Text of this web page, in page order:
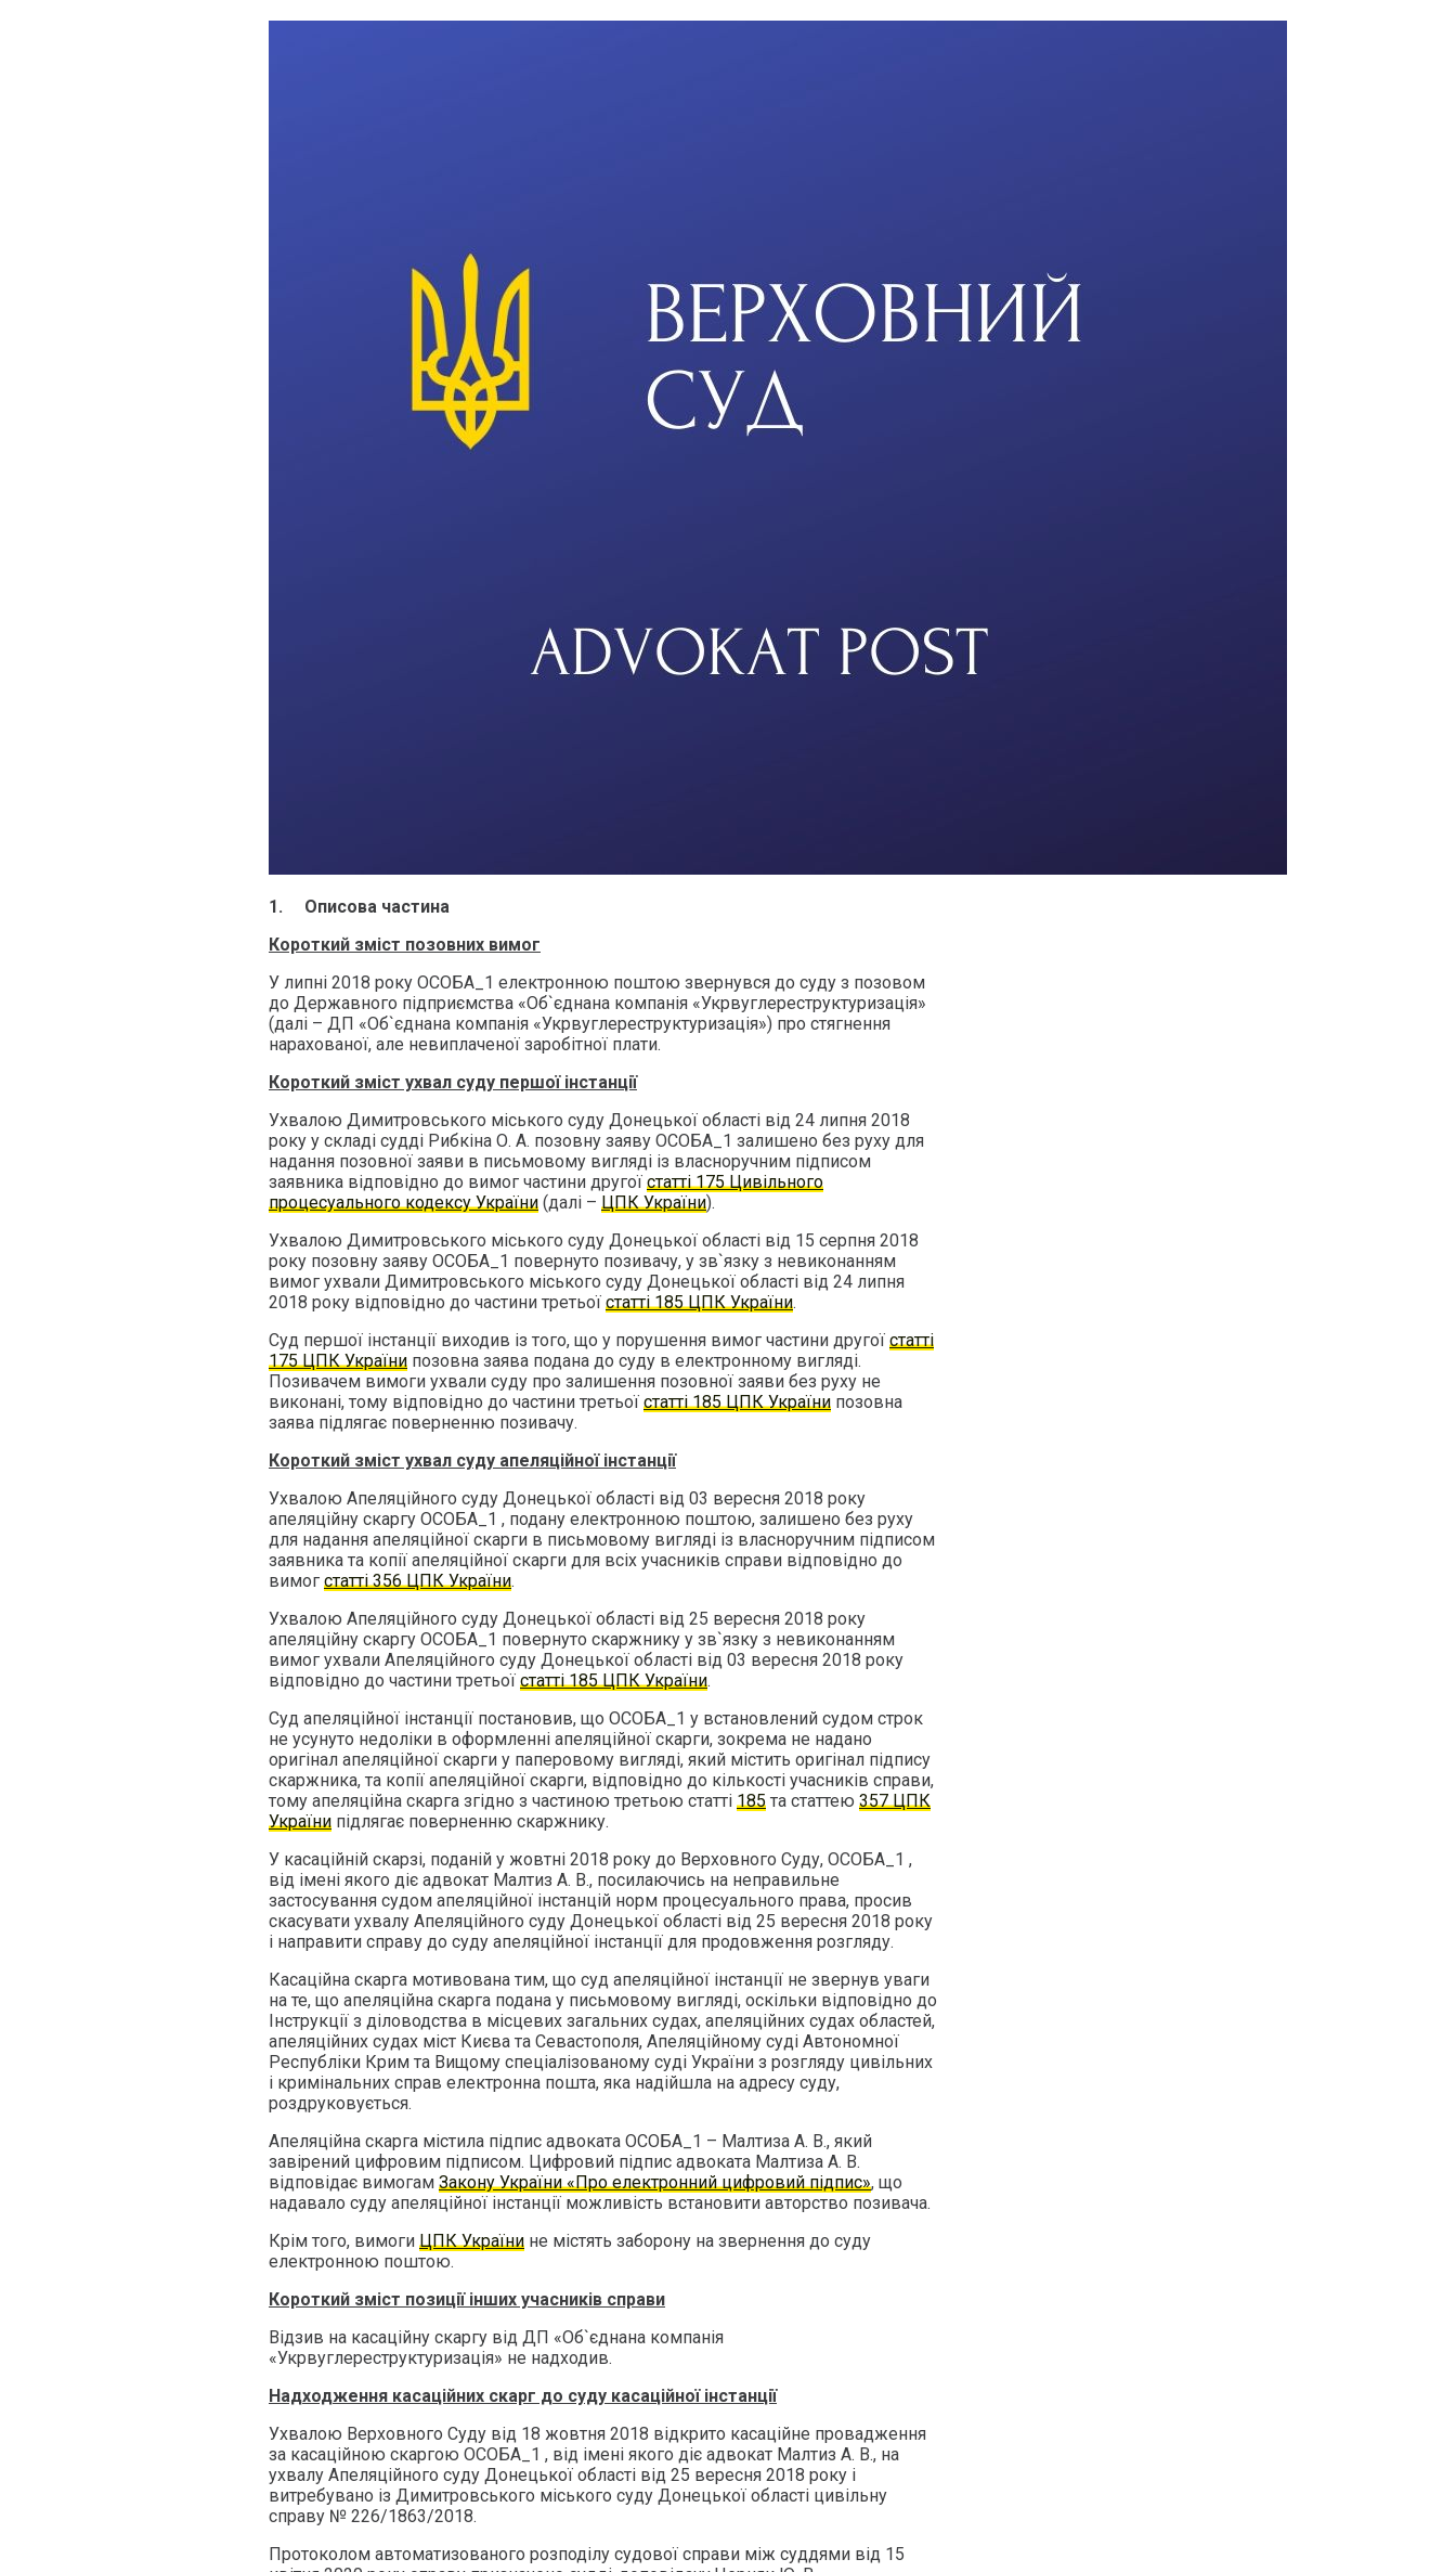
1. Описова частина
Короткий зміст позовних вимог
У липні 2018 року ОСОБА_1 електронною поштою звернувся до суду з позовом
до Державного підприємства «Об`єднана компанія «Укрвуглереструктуризація»
(далі – ДП «Об`єднана компанія «Укрвуглереструктуризація») про стягнення
нарахованої, але невиплаченої заробітної плати.
Короткий зміст ухвал суду першої інстанції
Ухвалою Димитровського міського суду Донецької області від 24 липня 2018
року у складі судді Рибкіна О. А. позовну заяву ОСОБА_1 залишено без руху для
надання позовної заяви в письмовому вигляді із власноручним підписом
заявника відповідно до вимог частини другої статті 175 Цивільного
процесуального кодексу України (далі – ЦПК України).
Ухвалою Димитровського міського суду Донецької області від 15 серпня 2018
року позовну заяву ОСОБА_1 повернуто позивачу, у зв`язку з невиконанням
вимог ухвали Димитровського міського суду Донецької області від 24 липня
2018 року відповідно до частини третьої статті 185 ЦПК України.
Суд першої інстанції виходив із того, що у порушення вимог частини другої статті
175 ЦПК України позовна заява подана до суду в електронному вигляді.
Позивачем вимоги ухвали суду про залишення позовної заяви без руху не
виконані, тому відповідно до частини третьої статті 185 ЦПК України позовна
заява підлягає поверненню позивачу.
Короткий зміст ухвал суду апеляційної інстанції
Ухвалою Апеляційного суду Донецької області від 03 вересня 2018 року
апеляційну скаргу ОСОБА_1 , подану електронною поштою, залишено без руху
для надання апеляційної скарги в письмовому вигляді із власноручним підписом
заявника та копії апеляційної скарги для всіх учасників справи відповідно до
вимог статті 356 ЦПК України.
Ухвалою Апеляційного суду Донецької області від 25 вересня 2018 року
апеляційну скаргу ОСОБА_1 повернуто скаржнику у зв`язку з невиконанням
вимог ухвали Апеляційного суду Донецької області від 03 вересня 2018 року
відповідно до частини третьої статті 185 ЦПК України.
Суд апеляційної інстанції постановив, що ОСОБА_1 у встановлений судом строк
не усунуто недоліки в оформленні апеляційної скарги, зокрема не надано
оригінал апеляційної скарги у паперовому вигляді, який містить оригінал підпису
скаржника, та копії апеляційної скарги, відповідно до кількості учасників справи,
тому апеляційна скарга згідно з частиною третьою статті 185 та статтею 357 ЦПК
України підлягає поверненню скаржнику.
У касаційній скарзі, поданій у жовтні 2018 року до Верховного Суду, ОСОБА_1 ,
від імені якого діє адвокат Малтиз А. В., посилаючись на неправильне
застосування судом апеляційної інстанцій норм процесуального права, просив
скасувати ухвалу Апеляційного суду Донецької області від 25 вересня 2018 року
і направити справу до суду апеляційної інстанції для продовження розгляду.
Касаційна скарга мотивована тим, що суд апеляційної інстанції не звернув уваги
на те, що апеляційна скарга подана у письмовому вигляді, оскільки відповідно до
Інструкції з діловодства в місцевих загальних судах, апеляційних судах областей,
апеляційних судах міст Києва та Севастополя, Апеляційному суді Автономної
Республіки Крим та Вищому спеціалізованому суді України з розгляду цивільних
і кримінальних справ електронна пошта, яка надійшла на адресу суду,
роздруковується.
Апеляційна скарга містила підпис адвоката ОСОБА_1 – Малтиза А. В., який
завірений цифровим підписом. Цифровий підпис адвоката Малтиза А. В.
відповідає вимогам Закону України «Про електронний цифровий підпис», що
надавало суду апеляційної інстанції можливість встановити авторство позивача.
Крім того, вимоги ЦПК України не містять заборону на звернення до суду
електронною поштою.
Короткий зміст позиції інших учасників справи
Відзив на касаційну скаргу від ДП «Об`єднана компанія
«Укрвуглереструктуризація» не надходив.
Надходження касаційних скарг до суду касаційної інстанції
Ухвалою Верховного Суду від 18 жовтня 2018 відкрито касаційне провадження
за касаційною скаргою ОСОБА_1 , від імені якого діє адвокат Малтиз А. В., на
ухвалу Апеляційного суду Донецької області від 25 вересня 2018 року і
витребувано із Димитровського міського суду Донецької області цивільну
справу № 226/1863/2018.
Протоколом автоматизованого розподілу судової справи між суддями від 15